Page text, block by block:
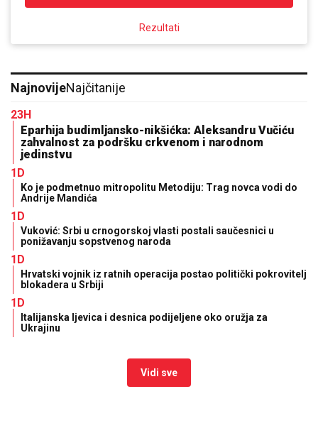
Rezultati
NajnovijeNajčitanije
23H
Eparhija budimljansko-nikšićka: Aleksandru Vučiću
zahvalnost za podršku crkvenom i narodnom
jedinstvu
1D
Ko je podmetnuo mitropolitu Metodiju: Trag novca vodi do
Andrije Mandića
1D
Vuković: Srbi u crnogorskoj vlasti postali saučesnici u
ponižavanju sopstvenog naroda
1D
Hrvatski vojnik iz ratnih operacija postao politički pokrovitelj
blokadera u Srbiji
1D
Italijanska ljevica i desnica podijeljene oko oružja za
Ukrajinu
Vidi sve